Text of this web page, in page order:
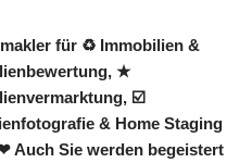
für ♻ Immobilien &
★
☑️
& Home Staging
Auch Sie werden begeistert